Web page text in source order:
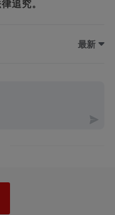
追究。
最新